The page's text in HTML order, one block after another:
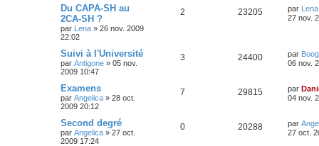
Du CAPA-SH au
2CA-SH ?
par Lena » 26 nov. 2009
22:02
2 23205 par Lena
27 nov.
Suivi à l'Université
par Antigone » 05 nov.
2009 10:47
3 24400 par
06 nov.
Examens
par Angelica » 28 oct.
2009 20:12
7 29815 par
04 nov.
Second degré
par Angelica » 27 oct.
2009 17:24
0 20288 par
27 oct.